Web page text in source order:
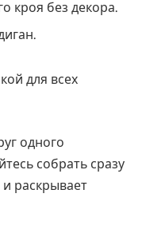
кроя без декора.
для всех
одного
собрать сразу
раскрывает